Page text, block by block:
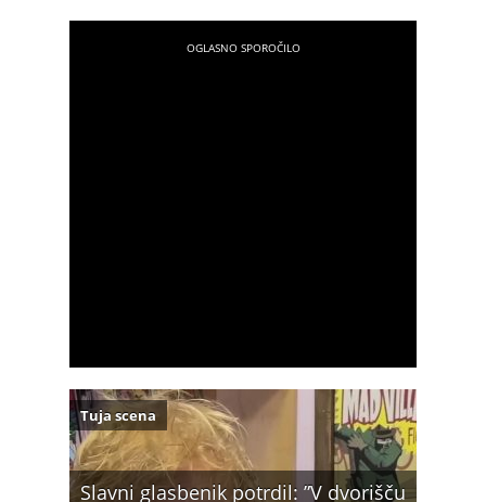
Slavni glasbenik potrdil: ”V dvorišču
Tuja scena